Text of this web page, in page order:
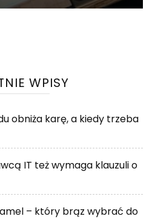
WPISY
obniża karę, a kiedy trzeba
IT też wymaga klauzuli o
– który brąz wybrać do